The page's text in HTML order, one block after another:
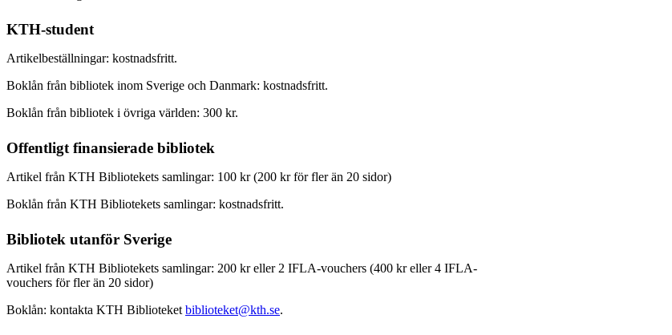
KTH-student
Artikelbeställningar: kostnadsfritt.
Boklån från bibliotek inom Sverige och Danmark: kostnadsfritt.
Boklån från bibliotek i övriga världen: 300 kr.
Offentligt finansierade bibliotek
Artikel från KTH Bibliotekets samlingar: 100 kr (200 kr för fler än 20 sidor)
Boklån från KTH Bibliotekets samlingar: kostnadsfritt.
Bibliotek utanför Sverige
Artikel från KTH Bibliotekets samlingar: 200 kr eller 2 IFLA-vouchers (400 kr eller 4 IFLA-
vouchers för fler än 20 sidor)
Boklån: kontakta KTH Biblioteket biblioteket@kth.se.